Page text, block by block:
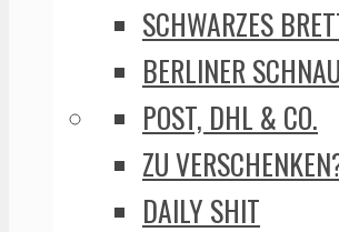
SCHWARZES
BERLINER
POST, DHL & CO.
ZU
DAILY SHIT